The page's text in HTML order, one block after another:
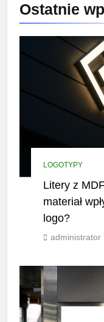
Ostatnie
LOGOTYPY
Litery z
materiał
logo?
administrator